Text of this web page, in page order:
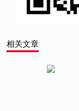
相关文章